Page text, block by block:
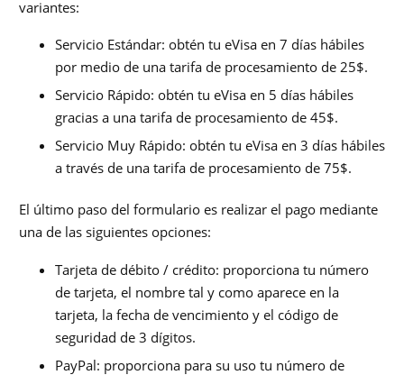
variantes:
Servicio Estándar: obtén tu eVisa en 7 días hábiles
por medio de una tarifa de procesamiento de 25$.
Servicio Rápido: obtén tu eVisa en 5 días hábiles
gracias a una tarifa de procesamiento de 45$.
Servicio Muy Rápido: obtén tu eVisa en 3 días hábiles
a través de una tarifa de procesamiento de 75$.
El último paso del formulario es realizar el pago mediante
una de las siguientes opciones:
Tarjeta de débito / crédito: proporciona tu número
de tarjeta, el nombre tal y como aparece en la
tarjeta, la fecha de vencimiento y el código de
seguridad de 3 dígitos.
PayPal: proporciona para su uso tu número de